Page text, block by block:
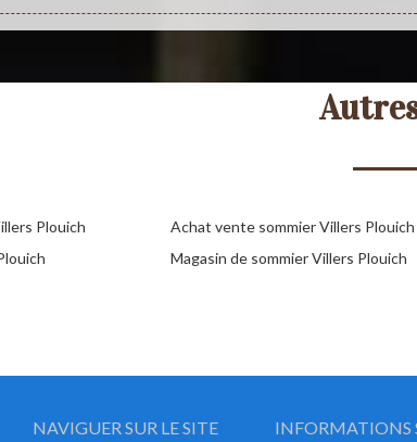
Plouich
Achat vente sommier Villers Plouich
Magasin de sommier Villers Plouich
NAVIGUER SUR LE SITE INFORMATIONS